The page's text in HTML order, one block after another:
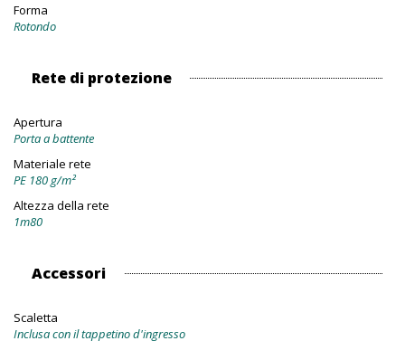
Forma
Rotondo
Rete di protezione
Apertura
Porta a battente
Materiale rete
PE 180 g/m²
Altezza della rete
1m80
Accessori
Scaletta
Inclusa con il tappetino d'ingresso